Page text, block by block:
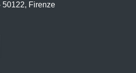
50122, Firenze